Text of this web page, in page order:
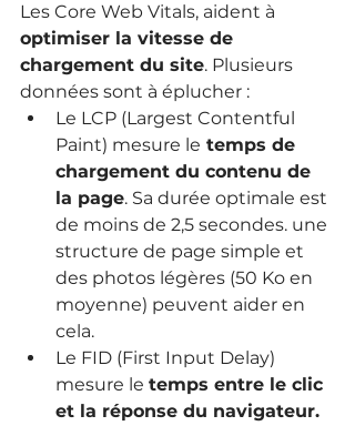
Les Core Web Vitals, aident à
optimiser la vitesse de
chargement du site. Plusieurs
données sont à éplucher :
Le LCP (Largest Contentful
Paint) mesure le temps de
chargement du contenu de
la page. Sa durée optimale est
de moins de 2,5 secondes. une
structure de page simple et
des photos légères (50 Ko en
moyenne) peuvent aider en
cela.
Le FID (First Input Delay)
mesure le temps entre le clic
et la réponse du navigateur.